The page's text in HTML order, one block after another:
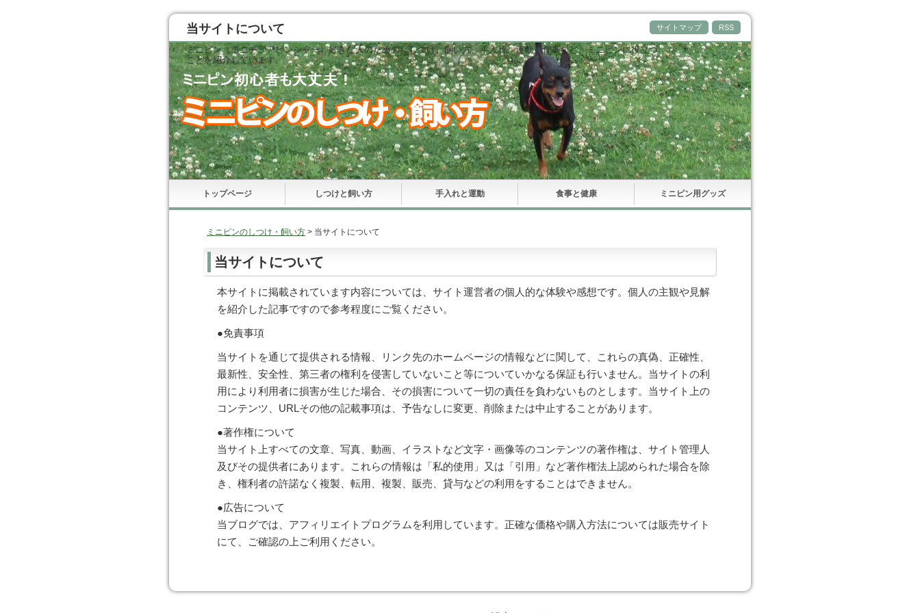
当サイトについて
ミニピン（ミニチュアピンシャー）好きな人のための、しつけ、飼い方、手入れ、運動、食事など、ミニピンに役立つ
ことを紹介しています。
サイトマップ RSS
トップページ しつけと飼い方 手入れと運動 食事と健康 ミニピン用グッズ
ミニピンのしつけ・飼い方 > 当サイトについて
当サイトについて
本サイトに掲載されています内容については、サイト運営者の個人的な体験や感想です。個人の主観や見解
を紹介した記事ですので参考程度にご覧ください。
●免責事項
当サイトを通じて提供される情報、リンク先のホームページの情報などに関して、これらの真偽、正確性、
最新性、安全性、第三者の権利を侵害していないこと等についていかなる保証も行いません。当サイトの利
用により利用者に損害が生じた場合、その損害について一切の責任を負わないものとします。当サイト上の
コンテンツ、URLその他の記載事項は、予告なしに変更、削除または中止することがあります。
●著作権について
当サイト上すべての文章、写真、動画、イラストなど文字・画像等のコンテンツの著作権は、サイト管理人
及びその提供者にあります。これらの情報は「私的使用」又は「引用」など著作権法上認められた場合を除
き、権利者の許諾なく複製、転用、複製、販売、貸与などの利用をすることはできません。
●広告について
当ブログでは、アフィリエイトプログラムを利用しています。正確な価格や購入方法については販売サイト
にて、ご確認の上ご利用ください。